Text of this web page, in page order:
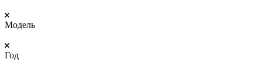
Модель
Год